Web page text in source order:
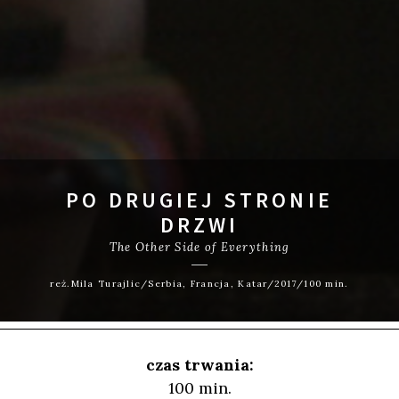
PO DRUGIEJ STRONIE
DRZWI
The Other Side of Everything
reż.Mila Turajlic/Serbia, Francja, Katar/2017/100 min.
czas trwania:
100 min.